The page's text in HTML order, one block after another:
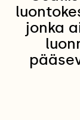
jonka